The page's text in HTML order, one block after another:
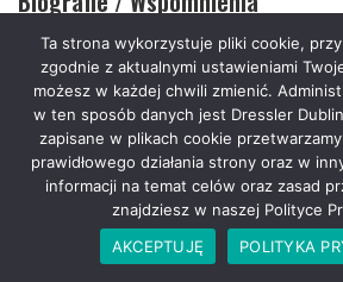
Ta strona wykorzystuje pliki cookie,
zgodnie z aktualnymi ustawieniami
możesz w każdej chwili zmienić.
w ten sposób danych jest Dressler
zapisane w plikach cookie
prawidłowego działania strony oraz w
informacji na temat celów oraz zasad
znajdziesz w naszej Polityce
AKCEPTUJĘ
POLITYKA